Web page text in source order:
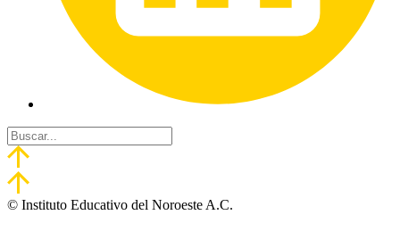
© Instituto Educativo del Noroeste A.C.